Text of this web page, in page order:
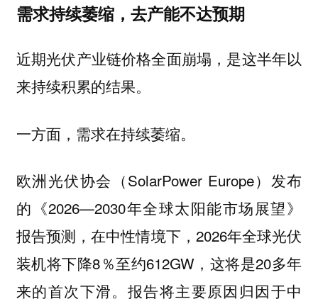
需求持续萎缩，去产能不达预期
近期光伏产业链价格全面崩塌，是这半年以
来持续积累的结果。
一方面，需求在持续萎缩。
欧洲光伏协会（SolarPower Europe）发布
的《2026—2030年全球太阳能市场展望》
报告预测，在中性情境下，2026年全球光伏
装机将下降8％至约612GW，这将是20多年
来的首次下滑。报告将主要原因归因于中